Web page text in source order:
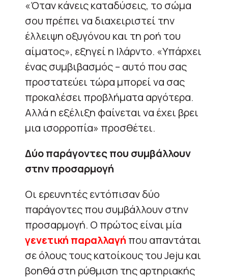
«Όταν κάνεις καταδύσεις, το σώμα
σου πρέπει να διαχειριστεί την
έλλειψη οξυγόνου και τη ροή του
αίματος», εξηγεί η Ιλάρντο. «Υπάρχει
ένας συμβιβασμός – αυτό που σας
προστατεύει τώρα μπορεί να σας
προκαλέσει προβλήματα αργότερα.
Αλλά η εξέλιξη φαίνεται να έχει βρει
μια ισορροπία» προσθέτει.
Δύο παράγοντες που συμβάλλουν
στην προσαρμογή
Οι ερευνητές εντόπισαν δύο
παράγοντες που συμβάλλουν στην
προσαρμογή. Ο πρώτος είναι μία
γενετική παραλλαγή που απαντάται
σε όλους τους κατοίκους του Jeju και
βοηθά στη ρύθμιση της αρτηριακής